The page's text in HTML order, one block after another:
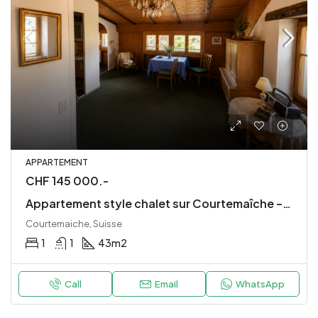
APPARTEMENT
CHF 145 000.-
Appartement style chalet sur Courtemaîche – 2,5 pièces
Courtemaiche, Suisse
1 1 43m2
Call Email WhatsApp